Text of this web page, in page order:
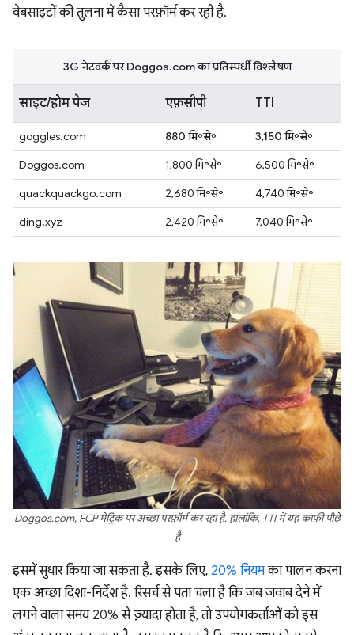
वेबसाइटों की तुलना में कैसा परफ़ॉर्म कर रही है.
साइट/होम पेज एफ़सीपी TTI
goggles.com 880 मि॰से॰
3,150 मि॰से॰
Doggos.com
1,800 मि॰से॰
6,500 मि॰से॰
quackquackgo.com
2,680 मि॰से॰
4,740 मि॰से॰
ding.xyz
2,420 मि॰से॰ 7,040 मि॰से॰
3G नेटवर्क पर Doggos.com का प्रतिस्पर्धी विश्लेषण
Doggos.com, FCP मेट्रिक पर अच्छा परफ़ॉर्म कर रहा है. हालांकि, TTI में यह काफ़ी पीछे
है
इसमें सुधार किया जा सकता है. इसके लिए, 20% नियमका पालन करना
एक अच्छा दिशा-निर्देश है. रिसर्च से पता चला है कि जब जवाब देने में
लगने वाला समय 20% से ज़्यादा होता है, तो उपयोगकर्ताओं को इस